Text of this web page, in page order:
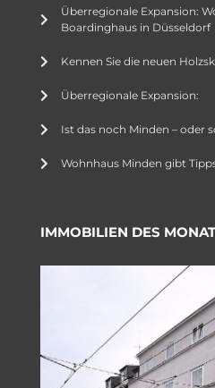
Überregionale Expansion:
Boardinghaus in Düsseldorf
Kennen Sie die neuen
Überregionale Expansion:
Ist das noch Minden – oder
Wohnhaus Minden gibt
IMMOBILIEN DES